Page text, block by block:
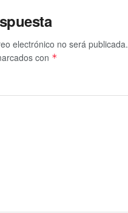
electrónico no será publicada.
con *